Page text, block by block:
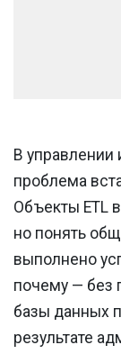
В управлении
проблема
Объекты ETL
но понять
выполнено
почему — без
базы данных
результате